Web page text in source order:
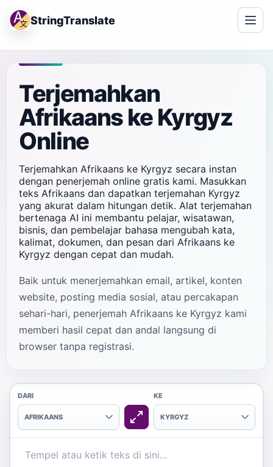
StringTranslate
Terjemahkan
Afrikaans ke Kyrgyz
Online
Terjemahkan Afrikaans ke Kyrgyz secara instan
dengan penerjemah online gratis kami. Masukkan
teks Afrikaans dan dapatkan terjemahan Kyrgyz
yang akurat dalam hitungan detik. Alat terjemahan
bertenaga AI ini membantu pelajar, wisatawan,
bisnis, dan pembelajar bahasa mengubah kata,
kalimat, dokumen, dan pesan dari Afrikaans ke
Kyrgyz dengan cepat dan mudah.
Baik untuk menerjemahkan email, artikel, konten
website, posting media sosial, atau percakapan
sehari-hari, penerjemah Afrikaans ke Kyrgyz kami
memberi hasil cepat dan andal langsung di
browser tanpa registrasi.
DARI
AFRIKAANS
KE
KYRGYZ